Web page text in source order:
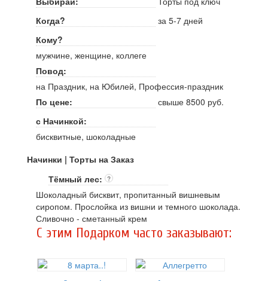
Когда?
за 5-7 дней
Кому?
мужчине, женщине, коллеге
Повод:
на Праздник, на Юбилей, Профессия-праздник
По цене:
свыше 8500 руб.
с Начинкой:
бисквитные, шоколадные
Начинки | Торты на Заказ
Тёмный лес:
?
Шоколадный бисквит, пропитанный вишневым
сиропом. Прослойка из вишни и темного шоколада.
Сливочно - сметанный крем
C этим Подарком часто заказывают: